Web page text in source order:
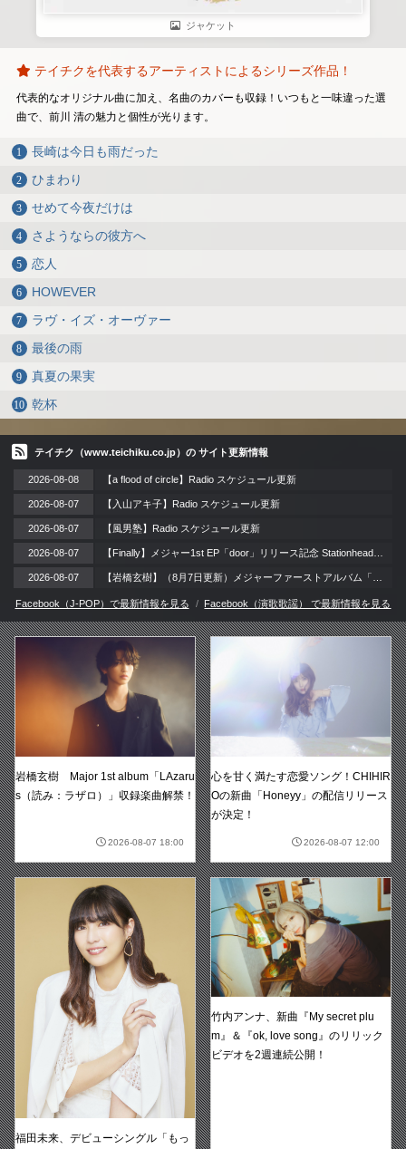
ジャケット
テイチクを代表するアーティストによるシリーズ作品！
代表的なオリジナル曲に加え、名曲のカバーも収録！いつもと一味違った選
曲で、前川 清の魅力と個性が光ります。
長崎は今日も雨だった
ひまわり
せめて今夜だけは
さようならの彼方へ
恋人
HOWEVER
ラヴ・イズ・オーヴァー
最後の雨
真夏の果実
乾杯
テイチク（www.teichiku.co.jp）の サイト更新情報
2026-08-08 【a flood of circle】Radio スケジュール更新
2026-08-07 【入山アキ子】Radio スケジュール更新
2026-08-07 【風男塾】Radio スケジュール更新
2026-08-07
2026-08-07
Facebook（J-POP）で最新情報を見る Facebook（演歌歌謡） で最新情報を見る
岩橋玄樹 Major 1st album「LAzaru
s（読み：ラザロ）」収録楽曲解禁！
2026-08-07 18:00
心を甘く満たす恋愛ソング！CHIHIR
Oの新曲「Honeyy」の配信リリース
が決定！
2026-08-07 12:00
福田未来、デビューシングル「もっ
竹内アンナ、新曲『My secret plu
m』＆『ok, love song』のリリック
ビデオを2週連続公開！